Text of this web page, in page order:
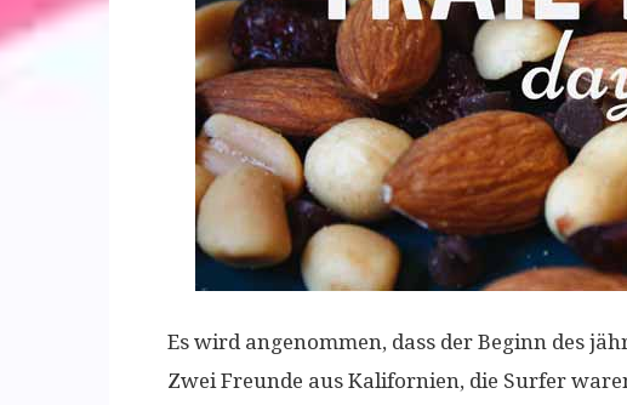
Es wird angenommen, dass der Beginn des
Zwei Freunde aus Kalifornien, die Surfer